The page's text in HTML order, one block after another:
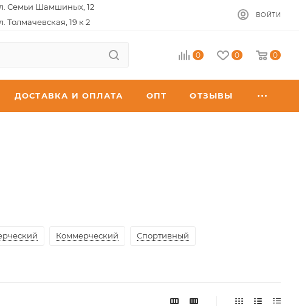
Семьи Шамшиных, 12
Толмачевская, 19 к 2
ВОЙТИ
0 0 0
ДОСТАВКА И ОПЛАТА ОПТ ОТЗЫВЫ
Коммерческий Спортивный